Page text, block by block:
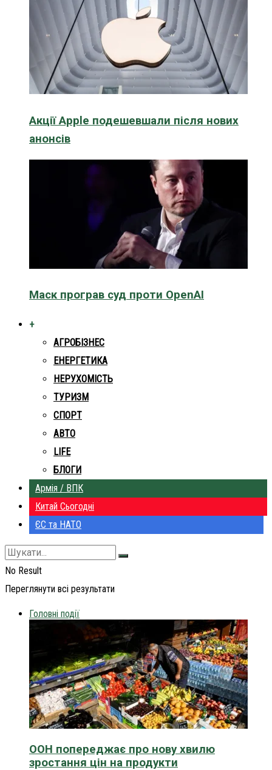
Акції Apple подешевшали після нових
анонсів
Маск програв суд проти OpenAI
+
АГРОБІЗНЕС
ЕНЕРГЕТИКА
НЕРУХОМІСТЬ
ТУРИЗМ
СПОРТ
АВТО
LIFE
БЛОГИ
Армія / ВПК
Китай Сьогодні
ЄС та НАТО
No Result
Переглянути всі результати
Головні події
ООН попереджає про нову хвилю
зростання цін на продукти